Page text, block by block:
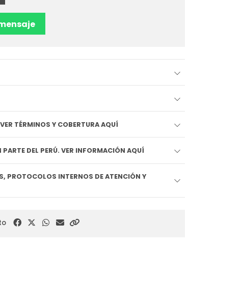
¡¡TU PEDIDO LLEGA HOY!! VER TÉRMINOS Y COBERTURA AQUÍ
DEL PERÚ. VER INFORMACIÓN AQUÍ
PROTOCOLOS INTERNOS DE ATENCIÓN Y